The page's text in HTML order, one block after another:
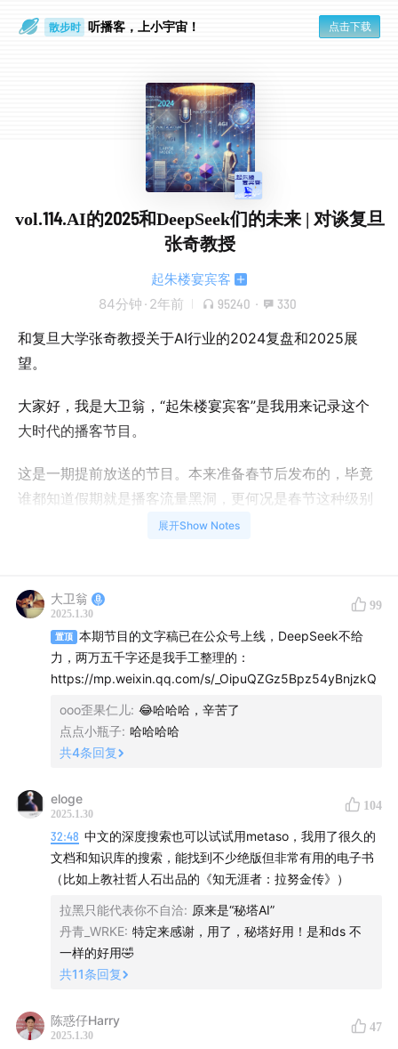
通勤路上听播客，上小宇宙！ 点击下载
vol.114.AI的2025和DeepSeek们的未来 | 对谈复旦
张奇教授
起朱楼宴宾客
84分钟 · 2年前 95240 · 330
和复旦大学张奇教授关于AI行业的2024复盘和2025展
望。
大家好，我是大卫翁，“起朱楼宴宾客”是我用来记录这个
大时代的播客节目。
这是一期提前放送的节目。本来准备春节后发布的，毕竟
谁都知道假期就是播客流量黑洞，更何况是春节这种级别
的假期。谁想到AI行业真的是日新月异，去年sora没有让
不过，虽然标题里有提DeepSeek，但抱歉，这只是蹭一
下热点，我和张教授更多探讨的是2024年这个产业在技术
端和应用端都发生了什么，以及2025年我们可以期待些什
么。不过相信我，听完你一定会有所收获。
本期节目的文字版本在同名公众号上：
www.xiaoyuzhoufm.com
关于张奇教授的介绍：
张奇，复旦大学计算机科学技术学院教授、博士生导师。
兼任上海市智能信息处理重点实验室副主任，中国中文信
息学会理事、CCF 大模型论坛常务委员、CIPS 信息检索
专委会常务委员、CIPS 大模型专委会委员。复旦眸思大
模型负责人。
主要研究方向是自然语言处理和信息检索，聚焦大语言模
展开Show Notes
大卫翁
2025.1.30
99
置顶
本期节目的文字稿已在公众号上线，DeepSeek不给
力，两万五千字还是我手工整理的：
https://mp.weixin.qq.com/s/_OipuQZGz5Bpz54yBnjzkQ
ooo歪果仁儿: 😂哈哈哈，辛苦了
点点小瓶子: 哈哈哈哈
共4条回复
eloge
2025.1.30
104
32:48 中文的深度搜索也可以试试用metaso，我用了很久的
文档和知识库的搜索，能找到不少绝版但非常有用的电子书
（比如上教社哲人石出品的《知无涯者：拉努金传》）
拉黑只能代表你不自洽: 原来是“秘塔AI”
丹青_WRKE: 特定来感谢，用了，秘塔好用！是和ds 不
一样的好用🤣
共11条回复
陈惑仔Harry
2025.1.30
47